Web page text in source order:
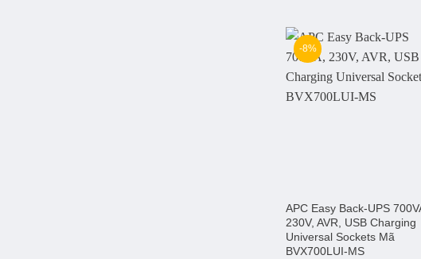
-8%
APC Easy Back-UPS
230V, AVR, USB Charging
Universal Sockets Mã
BVX700LUI-MS